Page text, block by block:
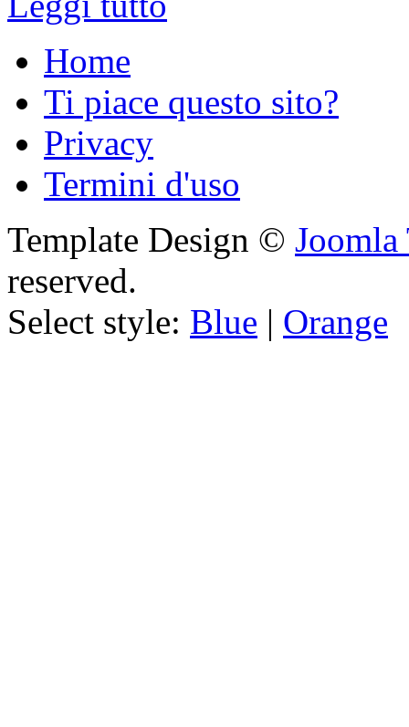
Home
Ti piace questo sito?
Privacy
Termini d'uso
Template Design © Joomla
reserved.
Select style: Blue | Orange